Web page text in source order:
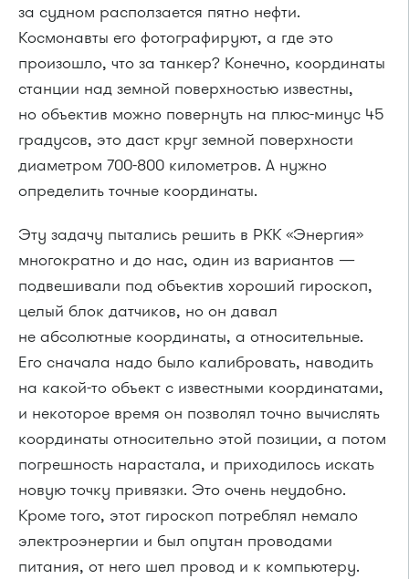
за судном расползается пятно нефти.
Космонавты его фотографируют, а где это
произошло, что за танкер? Конечно, координаты
станции над земной поверхностью известны,
но объектив можно повернуть на плюс-минус 45
градусов, это даст круг земной поверхности
диаметром 700-800 километров. А нужно
определить точные координаты.
Эту задачу пытались решить в РКК «Энергия»
многократно и до нас, один из вариантов —
подвешивали под объектив хороший гироскоп,
целый блок датчиков, но он давал
не абсолютные координаты, а относительные.
Его сначала надо было калибровать, наводить
на какой-то объект с известными координатами,
и некоторое время он позволял точно вычислять
координаты относительно этой позиции, а потом
погрешность нарастала, и приходилось искать
новую точку привязки. Это очень неудобно.
Кроме того, этот гироскоп потреблял немало
электроэнергии и был опутан проводами
питания, от него шел провод и к компьютеру.